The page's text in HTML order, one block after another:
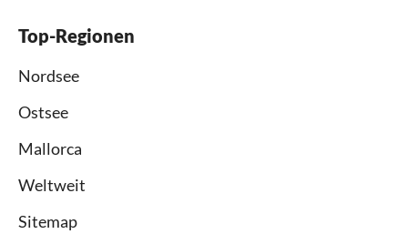
Top-Regionen
Nordsee
Ostsee
Mallorca
Weltweit
Sitemap